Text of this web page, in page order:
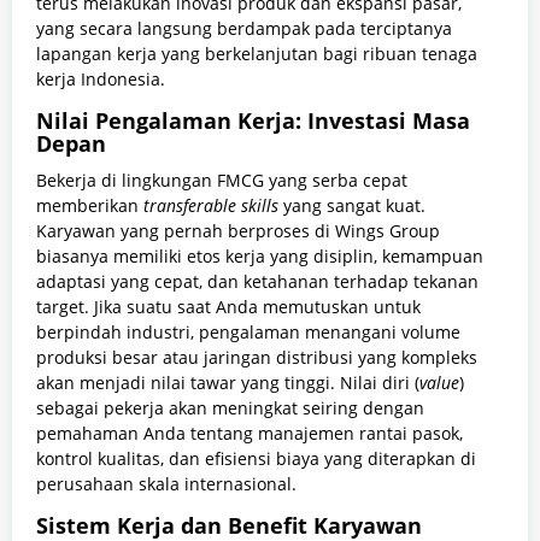
yang secara langsung berdampak pada terciptanya
lapangan kerja yang berkelanjutan bagi ribuan tenaga
kerja Indonesia.
Nilai Pengalaman Kerja: Investasi Masa
Depan
Bekerja di lingkungan FMCG yang serba cepat
memberikan transferable skills yang sangat kuat.
Karyawan yang pernah berproses di Wings Group
biasanya memiliki etos kerja yang disiplin, kemampuan
adaptasi yang cepat, dan ketahanan terhadap tekanan
target. Jika suatu saat Anda memutuskan untuk
berpindah industri, pengalaman menangani volume
produksi besar atau jaringan distribusi yang kompleks
akan menjadi nilai tawar yang tinggi. Nilai diri (value)
sebagai pekerja akan meningkat seiring dengan
pemahaman Anda tentang manajemen rantai pasok,
kontrol kualitas, dan efisiensi biaya yang diterapkan di
perusahaan skala internasional.
Sistem Kerja dan Benefit Karyawan